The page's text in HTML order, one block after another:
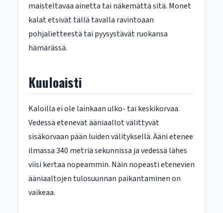
maisteltavaa ainetta tai näkemättä sitä. Monet
kalat etsivät tällä tavalla ravintoaan
pohjalietteestä tai pyysystävät ruokansa
hämärässä.
Kuuloaisti
Kaloilla ei ole lainkaan ulko- tai keskikorvaa.
Vedessä etenevät ääniaallot välittyvät
sisäkorvaan pään luiden välityksellä. Ääni etenee
ilmassa 340 metriä sekunnissa ja vedessä lähes
viisi kertaa nopeammin. Näin nopeasti etenevien
ääniaaltojen tulosuunnan paikantaminen on
vaikeaa.